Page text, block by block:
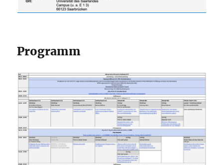
Programm